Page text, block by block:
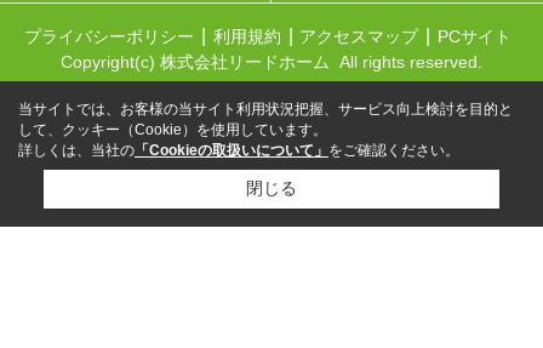
プライバシーポリシー 利用規約 アクセスマップ
PCサイト
Copyright(c) 株式会社リードホーム All rights reserved.
当サイトでは、お客様の当サイト利用状況把握、サービス向上検討を目的と
して、クッキー（Cookie）を使用しています。
詳しくは、当社の 「Cookieの取扱いについて」 をご確認ください。
閉じる